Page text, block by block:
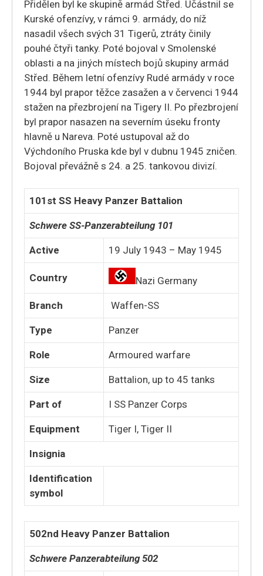
Přidělen byl ke skupině armád Střed. Účástnil se
Kurské ofenzívy, v rámci 9. armády, do níž
nasadil všech svých 31 Tigerů, ztráty činily
pouhé čtyři tanky. Poté bojoval v Smolenské
oblasti a na jiných místech bojů skupiny armád
Střed. Během letní ofenzívy Rudé armády v roce
1944 byl prapor těžce zasažen a v červenci 1944
stažen na přezbrojení na Tigery II. Po přezbrojení
byl prapor nasazen na severním úseku fronty
hlavně u Nareva. Poté ustupoval až do
Výchdoního Pruska kde byl v dubnu 1945 zničen.
Bojoval převážně s 24. a 25. tankovou divizí.
101st SS Heavy Panzer Battalion
Schwere SS-Panzerabteilung 101
Active 19 July 1943 – May 1945
Country Nazi Germany
Branch Waffen-SS
Type Panzer
Role Armoured warfare
Size Battalion, up to 45 tanks
Part of I SS Panzer Corps
Equipment Tiger I, Tiger II
Insignia
Identification
symbol
502nd Heavy Panzer Battalion
Schwere Panzerabteilung 502